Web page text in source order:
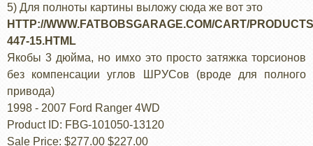
5) Для полноты картины выложу сюда же вот это
HTTP://WWW.FATBOBSGARAGE.COM/CART/
447-15.HTML
Якобы 3 дюйма, но имхо это просто затяжка торсионов
без компенсации углов ШРУСов (вроде для полного
привода)
1998 - 2007 Ford Ranger 4WD
Product ID: FBG-101050-13120
Sale Price: $277.00 $227.00